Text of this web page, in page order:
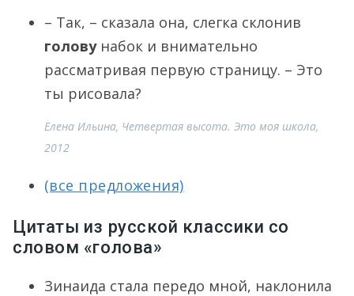
– Так, – сказала она, слегка склонив
головунабок и внимательно
рассматривая первую страницу. – Это
ты рисовала?
Елена Ильина, Четвертая высота. Это моя школа,
2012
(все предложения)
Цитаты из русской классики со
словом «голова»
Зинаида стала передо мной, наклонила